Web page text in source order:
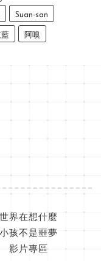
Suan-san
阿嗅
世界在想什麼
小孩不是噩夢
影片專區